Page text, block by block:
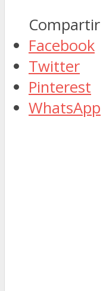
Compartir
Facebook
Twitter
Pinterest
WhatsApp